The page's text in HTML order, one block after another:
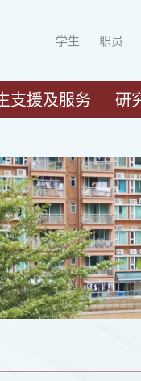
学生 职员
支援及服务 研